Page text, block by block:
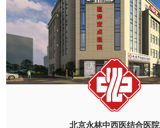
北京永林中西医结合医院